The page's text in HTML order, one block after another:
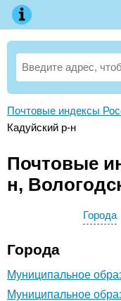
Почтовые индексы
Кадуйский р-н
Почтовые
н,
Города
Города
Муниципальное
Муниципальное